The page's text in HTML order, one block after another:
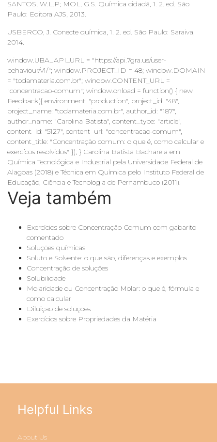
SANTOS, W.L.P; MOL, G.S. Química cidadã, 1. 2. ed. São
Paulo: Editora AJS, 2013.
USBERCO, J. Conecte química, 1. 2. ed. São Paulo: Saraiva,
2014.
window.UBA_API_URL = "https://api.7gra.us/user-
behaviour/v1/"; window.PROJECT_ID = 48; window.DOMAIN
= "todamateria.com.br"; window.CONTENT_URL =
"concentracao-comum"; window.onload = function() { new
Feedback({ environment: "production", project_id: "48",
project_name: "todamateria.com.br", author_id: "187",
author_name: "Carolina Batista", content_type: "article",
content_id: "5127", content_url: "concentracao-comum",
content_title: "Concentração comum: o que é, como calcular e
exercícos resolvidos" }); } Carolina Batista Bacharela em
Química Tecnológica e Industrial pela Universidade Federal de
Alagoas (2018) e Técnica em Química pelo Instituto Federal de
Educação, Ciência e Tecnologia de Pernambuco (2011).
Veja também
Exercícios sobre Concentração Comum com gabarito
comentado
Soluções químicas
Soluto e Solvente: o que são, diferenças e exemplos
Concentração de soluções
Solubilidade
Molaridade ou Concentração Molar: o que é, fórmula e
como calcular
Diluição de soluções
Exercícios sobre Propriedades da Matéria
Helpful Links
About Us